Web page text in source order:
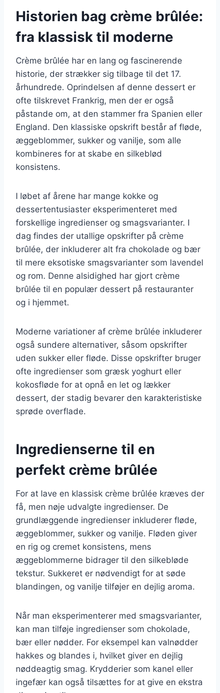
Historien bag crème brûlée:
fra klassisk til moderne
Crème brûlée har en lang og fascinerende
historie, der strækker sig tilbage til det 17.
århundrede. Oprindelsen af denne dessert er
ofte tilskrevet Frankrig, men der er også
påstande om, at den stammer fra Spanien eller
England. Den klassiske opskrift består af fløde,
æggeblommer, sukker og vanilje, som alle
kombineres for at skabe en silkeblød
konsistens.
I løbet af årene har mange kokke og
dessertentusiaster eksperimenteret med
forskellige ingredienser og smagsvarianter. I
dag findes der utallige opskrifter på crème
brûlée, der inkluderer alt fra chokolade og bær
til mere eksotiske smagsvarianter som lavendel
og rom. Denne alsidighed har gjort crème
brûlée til en populær dessert på restauranter
og i hjemmet.
Moderne variationer af crème brûlée inkluderer
også sundere alternativer, såsom opskrifter
uden sukker eller fløde. Disse opskrifter bruger
ofte ingredienser som græsk yoghurt eller
kokosfløde for at opnå en let og lækker
dessert, der stadig bevarer den karakteristiske
sprøde overflade.
Ingredienserne til en
perfekt crème brûlée
For at lave en klassisk crème brûlée kræves der
få, men nøje udvalgte ingredienser. De
grundlæggende ingredienser inkluderer fløde,
æggeblommer, sukker og vanilje. Fløden giver
en rig og cremet konsistens, mens
æggeblommerne bidrager til den silkebløde
tekstur. Sukkeret er nødvendigt for at søde
blandingen, og vanilje tilføjer en dejlig aroma.
Når man eksperimenterer med smagsvarianter,
kan man tilføje ingredienser som chokolade,
bær eller nødder. For eksempel kan valnødder
hakkes og blandes i, hvilket giver en dejlig
nøddeagtig smag. Krydderier som kanel eller
ingefær kan også tilsættes for at give en ekstra